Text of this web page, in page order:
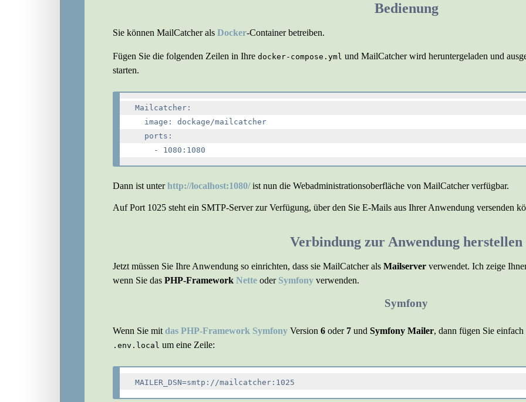
Bedienung
Sie können MailCatcher als Docker-Container betreiben.
Fügen Sie die folgenden Zeilen in Ihre docker-compose.yml und MailCatcher wird heruntergeladen und
starten.
Mailcatcher:
  image: dockage/mailcatcher
  ports:
Dann ist unterhttp://localhost:1080/ist nun die Webadministrationsoberfläche von MailCatcher verfügbar.
Auf Port 1025 steht ein SMTP-Server zur Verfügung, über den Sie E-Mails aus Ihrer Anwendung versenden
Verbindung zur Anwendung herstellen
Jetzt müssen Sie Ihre Anwendung so einrichten, dass sie MailCatcher als Mailserver verwendet. Ich zeige
wenn Sie das PHP-Framework Nette oder Symfony verwenden.
Symfony
Wenn Sie mit das PHP-Framework Symfony Version 6 oder 7 und Symfony Mailer, dann fügen Sie
.env.local um eine Zeile: